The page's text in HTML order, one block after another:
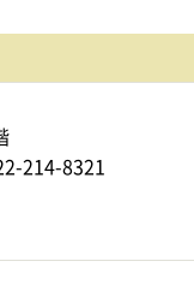
214-8321